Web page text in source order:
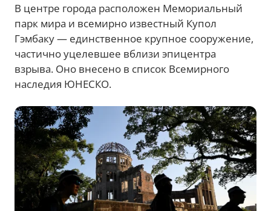
В центре города расположен Мемориальный
парк мира и всемирно известный Купол
Гэмбаку — единственное крупное сооружение,
частично уцелевшее вблизи эпицентра
взрыва. Оно внесено в список Всемирного
наследия ЮНЕСКО.